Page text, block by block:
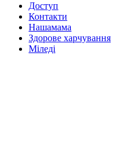
Доступ
Контакти
Нашамама
Здорове харчування
Міледі